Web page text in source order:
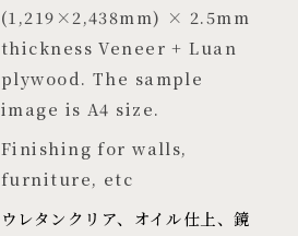
(1,219×2,438mm) × 2.5mm
thickness Veneer + Luan
plywood. The sample
image is A4 size.
Finishing for walls,
furniture, etc
ウレタンクリア、オイル仕上、鏡